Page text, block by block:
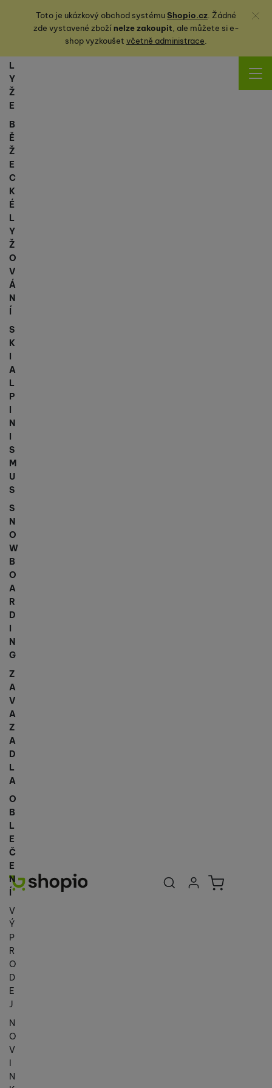
Toto je ukázkový obchod systémuShopio.cz. Žádné
zde vystavené zbožínelze zakoupit, ale můžete sie-
shop vyzkoušet včetně administrace.
Zavřít
Uživatelská
Přihlásit se
Košík
L
Y
Ž
E
B
Ě
Ž
E
C
K
É
L
Y
Ž
O
V
Á
N
Í
S
K
I
A
L
P
I
N
I
S
M
U
S
S
N
O
W
B
O
A
R
D
N
G
Z
A
V
A
Z
A
D
L
A
O
B
L
E
Č
E
N
Í
V
Ý
P
R
O
D
E
J
N
O
V
I
N